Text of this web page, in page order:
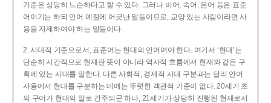
기준은 상당히 느슨하다고 할 수 있다. 그러나 비어, 속어, 은어 등은 표준
어이기는 하되 언어 예절에 어긋난 말들이므로, 교양 있는 사람이라면 사
용을 자제하여야 하는 말들이다.
2. 시대적 기준으로서, 표준어는 현대의 언어여야 한다. 여기서 ‘현대’는
단순히 시간적으로 현재란 뜻이 아니라 역사적 흐름에서 현재와 같은 구
획에 있는 시대를 말한다. 다른 사회적, 경제적 시대 구분과는 달리 언어
사용에서 현대를 구분하는 데에는 뚜렷한 객관적 기준이 없다. 20세기 초
의 구어가 현대의 말로 간주되곤 하나, 21세기가 상당히 진행된 현재로서